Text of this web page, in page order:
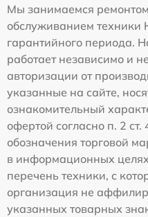
Мы занимаемся
обслуживанием техники
гарантийного периода.
работает независимо и
авторизации от
указанные на сайте,
ознакомительный
офертой согласно п. 2
обозначения торговой
в информационных
перечень техники, с
организация не
указанных товарных